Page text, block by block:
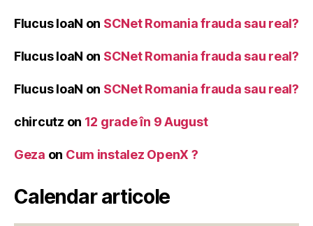
Flucus IoaN on SCNet Romania frauda sau real?
Flucus IoaN on SCNet Romania frauda sau real?
Flucus IoaN on SCNet Romania frauda sau real?
chircutz on 12 grade în 9 August
Geza on Cum instalez OpenX ?
Calendar articole